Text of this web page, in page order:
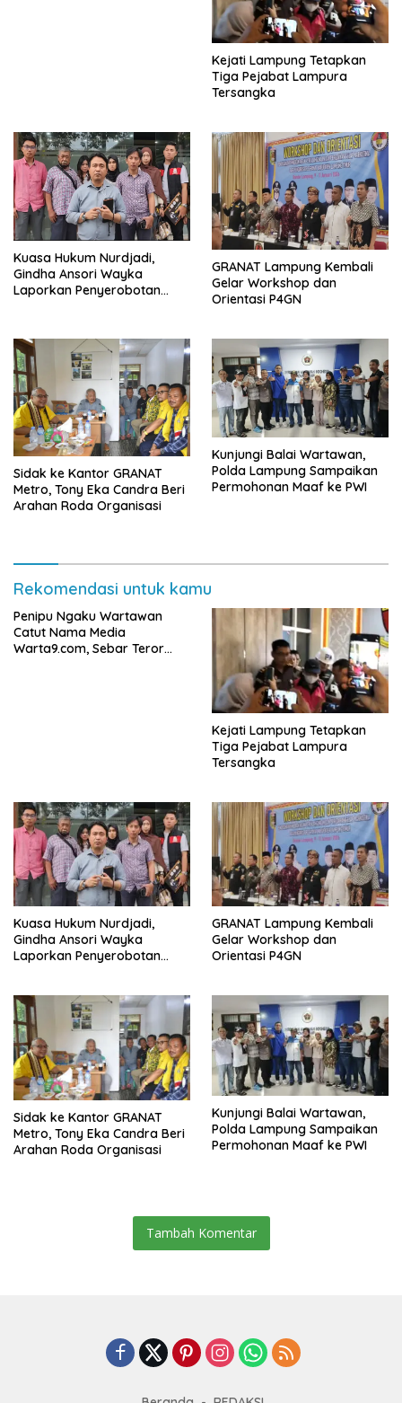
Kejati Lampung Tetapkan
Tiga Pejabat Lampura
Tersangka
Kuasa Hukum Nurdjadi,
Gindha Ansori Wayka
Laporkan Penyerobotan
GRANAT Lampung Kembali
Gelar Workshop dan
Orientasi P4GN
‎Sidak ke Kantor GRANAT
Metro, Tony Eka Candra Beri
Arahan Roda Organisasi
Kunjungi Balai Wartawan,
Polda Lampung Sampaikan
Permohonan Maaf ke PWI
Rekomendasi untuk kamu
Penipu Ngaku Wartawan
Catut Nama Media
Warta9.com, Sebar Teror
Kejati Lampung Tetapkan
Tiga Pejabat Lampura
Tersangka
Kuasa Hukum Nurdjadi,
Gindha Ansori Wayka
Laporkan Penyerobotan
GRANAT Lampung Kembali
Gelar Workshop dan
Orientasi P4GN
‎Sidak ke Kantor GRANAT
Metro, Tony Eka Candra Beri
Arahan Roda Organisasi
Kunjungi Balai Wartawan,
Polda Lampung Sampaikan
Permohonan Maaf ke PWI
Tambah Komentar